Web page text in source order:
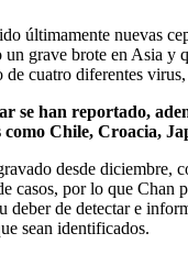
últimamente nuevas
un grave brote en Asia y
de cuatro diferentes
se han reportado,
como Chile, Croacia,
desde diciembre,
casos, por lo que Chan
deber de detectar e
sean identificados.